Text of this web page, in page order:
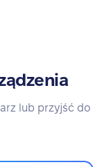
lub przyjść do